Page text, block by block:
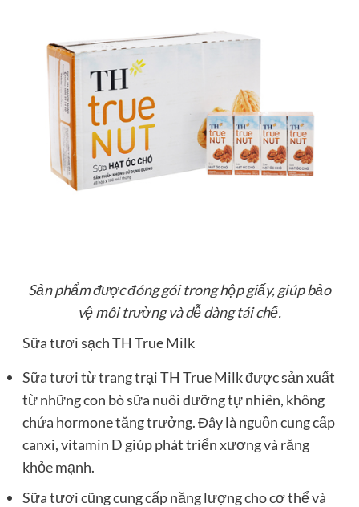
Sản phẩm được đóng gói trong hộp giấy, giúp bảo
vệ môi trường và dễ dàng tái chế.
Sữa tươi sạch TH True Milk
Sữa tươi từ trang trại TH True Milk được sản xuất
từ những con bò sữa nuôi dưỡng tự nhiên, không
chứa hormone tăng trưởng. Đây là nguồn cung cấp
canxi, vitamin D giúp phát triển xương và răng
khỏe mạnh.
Sữa tươi cũng cung cấp năng lượng cho cơ thể và